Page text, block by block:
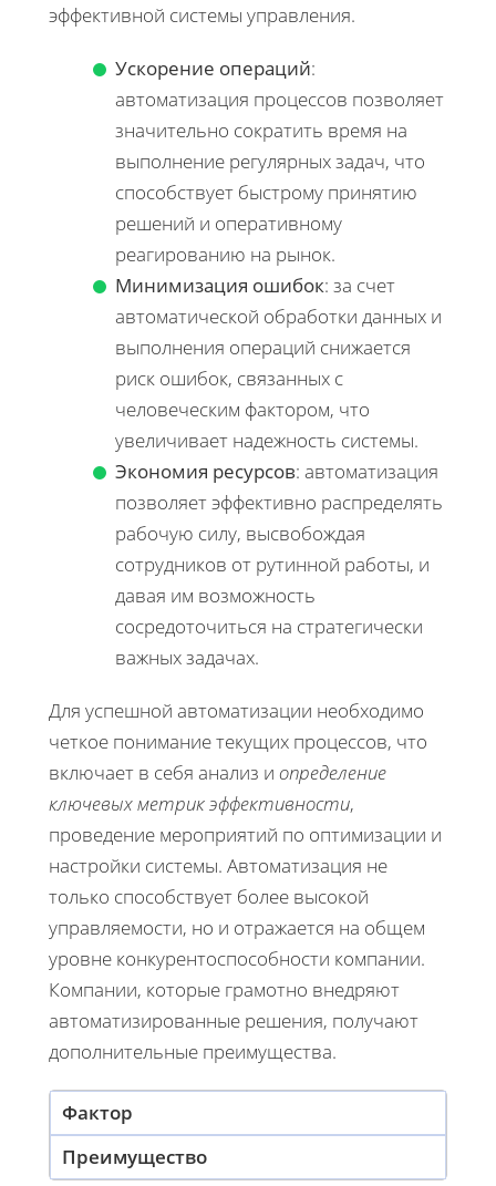
эффективной системы управления.
Ускорение операций:
автоматизация процессов позволяет
значительно сократить время на
выполнение регулярных задач, что
способствует быстрому принятию
решений и оперативному
реагированию на рынок.
Минимизация ошибок: за счет
автоматической обработки данных и
выполнения операций снижается
риск ошибок, связанных с
человеческим фактором, что
увеличивает надежность системы.
Экономия ресурсов: автоматизация
позволяет эффективно распределять
рабочую силу, высвобождая
сотрудников от рутинной работы, и
давая им возможность
сосредоточиться на стратегически
важных задачах.
Для успешной автоматизации необходимо
четкое понимание текущих процессов, что
включает в себя анализ и определение
ключевых метрик эффективности,
проведение мероприятий по оптимизации и
настройки системы. Автоматизация не
только способствует более высокой
управляемости, но и отражается на общем
уровне конкурентоспособности компании.
Компании, которые грамотно внедряют
автоматизированные решения, получают
дополнительные преимущества.
Фактор
Преимущество